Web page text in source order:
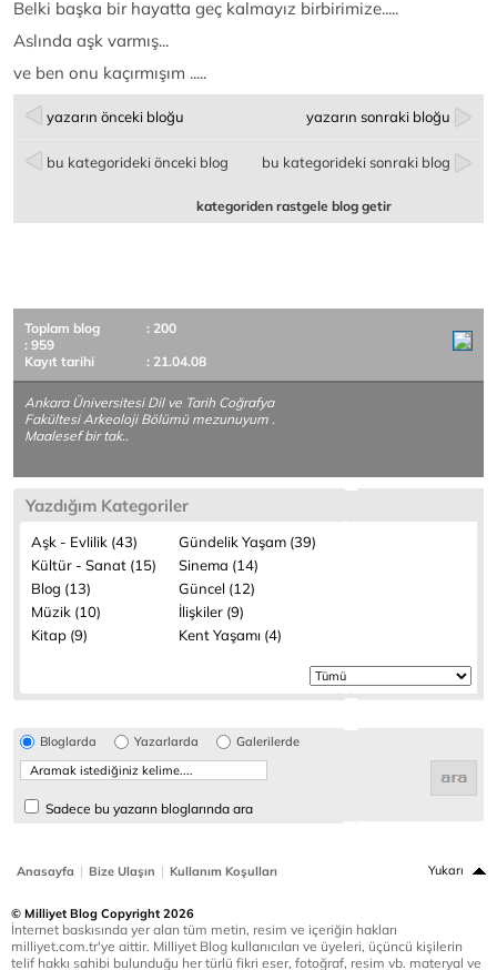
Belki başka bir hayatta geç kalmayız birbirimize.....
Aslında aşk varmış...
ve ben onu kaçırmışım .....
yazarın önceki bloğu yazarın sonraki bloğu
bu kategorideki önceki blog bu kategorideki sonraki blog
kategoriden rastgele blog getir
Toplam blog
: 200
: 959
Kayıt tarihi
: 21.04.08
Ankara Üniversitesi Dil ve Tarih Coğrafya
Fakültesi Arkeoloji Bölümü mezunuyum .
Maalesef bir tak..
Yazdığım Kategoriler
Aşk - Evlilik (43)
Gündelik Yaşam (39)
Kültür - Sanat (15)
Sinema (14)
Blog (13)
Güncel (12)
Müzik (10)
İlişkiler (9)
Kitap (9)
Kent Yaşamı (4)
Bloglarda Yazarlarda Galerilerde
Sadece bu yazarın bloglarında ara
Anasayfa | Bize Ulaşın | Kullanım Koşulları Yukarı
© Milliyet Blog Copyright 2026
İnternet baskısında yer alan tüm metin, resim ve içeriğin hakları
milliyet.com.tr'ye aittir. Milliyet Blog kullanıcıları ve üyeleri, üçüncü kişilerin
telif hakkı sahibi bulunduğu her türlü fikri eser, fotoğraf, resim vb. materyal ve